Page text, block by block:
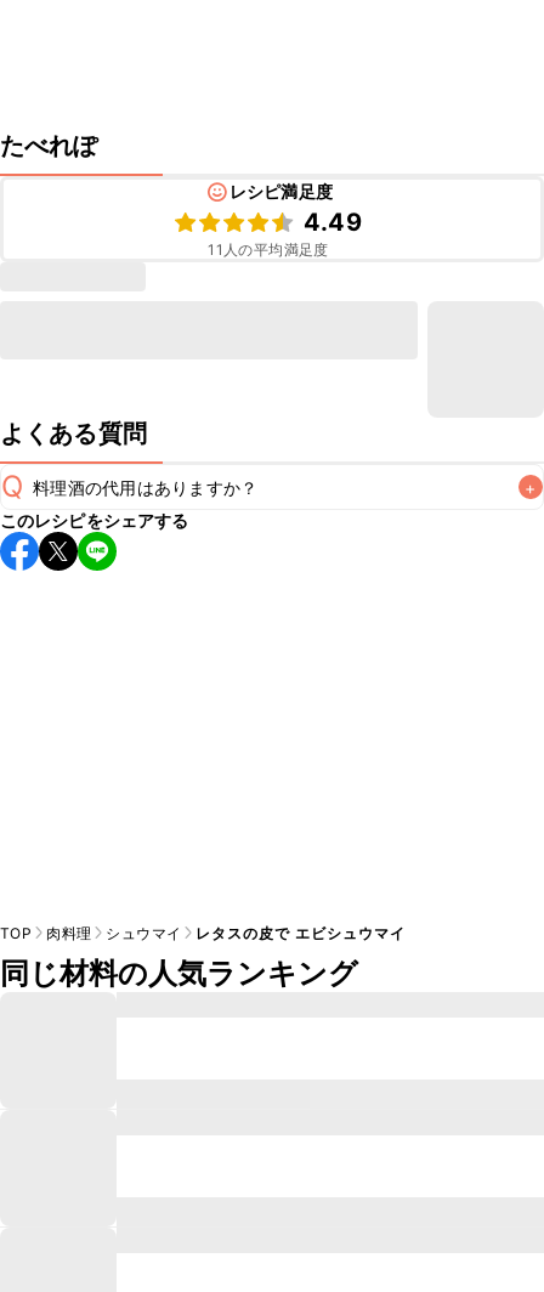
たべれぽ
レシピ満足度
4.49
11 人の平均満足度
よくある質問
Q 料理酒の代用はありますか？ +
A
このレシピをシェアする
TOP 肉料理 シュウマイ レタスの皮で エビシュウマイ
同じ材料の人気ランキング